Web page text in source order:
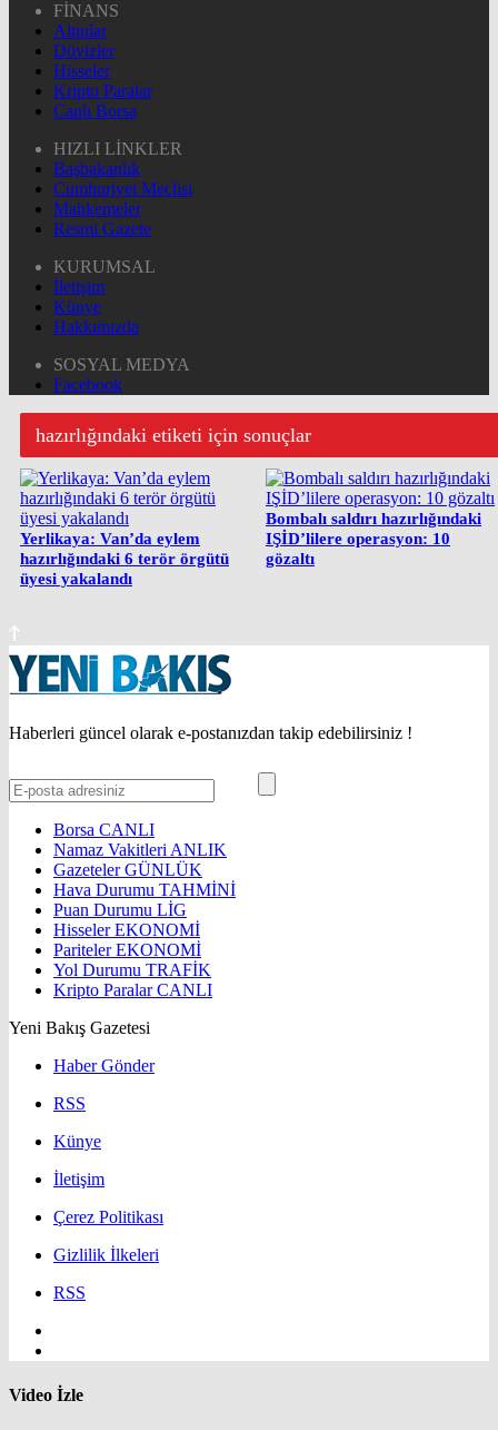
FİNANS
Altınlar
Dövizler
Hisseler
Kripto Paralar
Canlı Borsa
HIZLI LİNKLER
Başbakanlık
Cumhuriyet Meclisi
Mahkemeler
Resmi Gazete
KURUMSAL
İletişim
Künye
Hakkımızda
SOSYAL MEDYA
Facebook
hazırlığındaki etiketi için sonuçlar
Yerlikaya: Van’da eylem
hazırlığındaki 6 terör örgütü
üyesi yakalandı
Bombalı saldırı hazırlığındaki
IŞİD’lilere operasyon: 10
gözaltı
Haberleri güncel olarak e-postanızdan takip edebilirsiniz !
Borsa CANLI
Namaz VakitleriANLIK
GazetelerGÜNLÜK
Hava Durumu TAHMİNİ
Puan Durumu LİG
HisselerEKONOMİ
ParitelerEKONOMİ
Yol Durumu TRAFİK
Kripto ParalarCANLI
Yeni Bakış Gazetesi
Haber Gönder
RSS
Künye
İletişim
Çerez Politikası
Gizlilik İlkeleri
RSS
Video İzle